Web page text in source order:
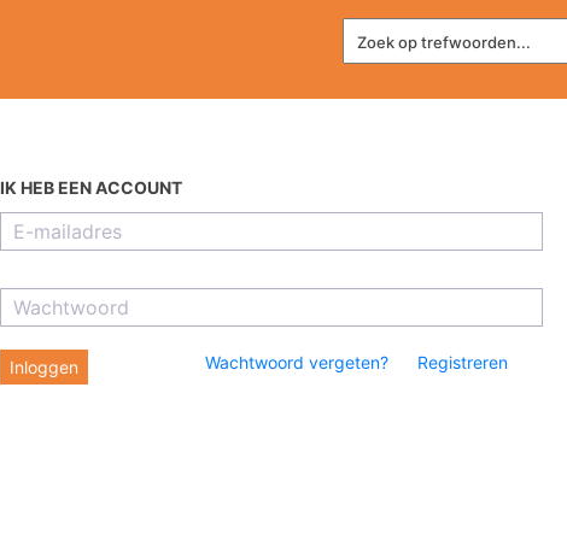
IK HEB EEN ACCOUNT
Inloggen Wachtwoord vergeten? Registreren